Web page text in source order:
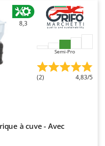
8,3
Semi-Pro
(2) 4,83/5
à cuve - Avec